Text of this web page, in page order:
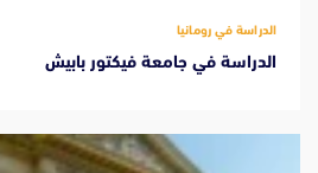
الدراسة في رومانيا
الدراسة في جامعة فيكتور بابيش